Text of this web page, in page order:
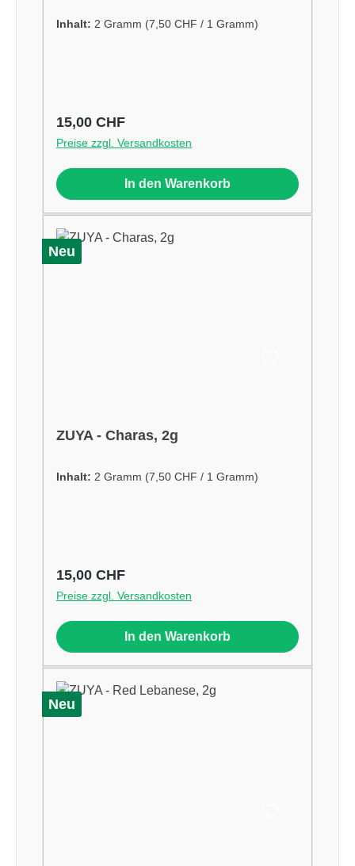
Inhalt: 2 Gramm (7,50 CHF / 1 Gramm)
Regulärer Preis:
15,00 CHF
Preise zzgl. Versandkosten
In den Warenkorb
Neu
ZUYA - Charas, 2g
Inhalt: 2 Gramm (7,50 CHF / 1 Gramm)
Regulärer Preis:
15,00 CHF
Preise zzgl. Versandkosten
In den Warenkorb
Neu